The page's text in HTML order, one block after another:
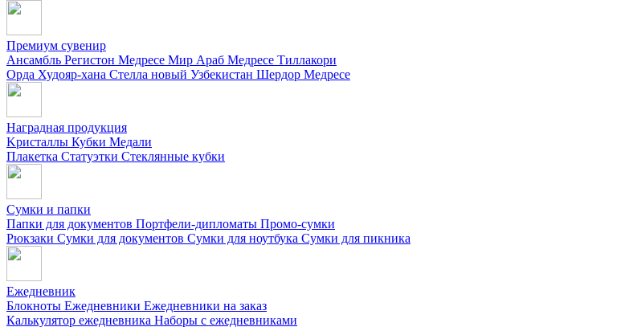
Премиум сувенир
Ансамбль Регистон Медресе Мир Араб Медресе Тиллакори
Орда Худояр-хана Стелла новый Узбекистан Шердор Медресе
Наградная продукция
Kристаллы Кубки Медали
Плакетка Статуэтки Стеклянные кубки
Сумки и папки
Папки для документов Портфели-дипломаты Промо-сумки
Рюкзаки Сумки для документов Сумки для ноутбука Сумки для пикника
Ежедневник
Блокноты Ежедневники Ежедневники на заказ
Калькулятор ежедневника Наборы с ежедневниками